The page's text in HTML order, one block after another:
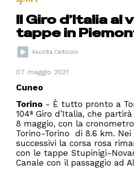
Il Giro d’Italia al
tappe in
07 maggio 2021
Cuneo
Torino - È tutto pronto a
104ª Giro d’Italia, che
8 maggio, con la
Torino-Torino di 8.6 km.
successivi la corsa rosa
con le tappe Stupinigi-
Canale con il passaggio ad